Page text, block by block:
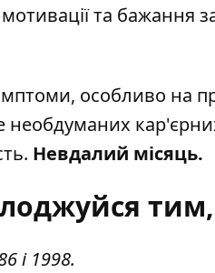
та бажання
особливо на
необдуманих
Невдалий місяць.
і 1998.